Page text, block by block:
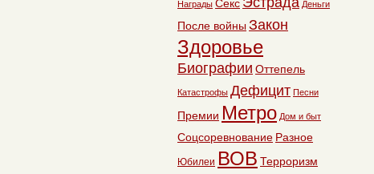
Награды Секс Деньги
После войны Закон
Здоровье
Биографии Оттепель
Катастрофы Дефицит Песни
Премии Метро Дом и быт
Соцсоревнование Разное
Юбилеи ВОВ Терроризм